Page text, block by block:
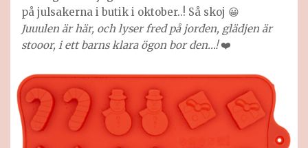
på julsakerna i butik i oktober..! Så skoj 😀
Juuulen är här, och lyser fred på jorden, glädjen är
stooor, i ett barns klara ögon bor den…!❤️